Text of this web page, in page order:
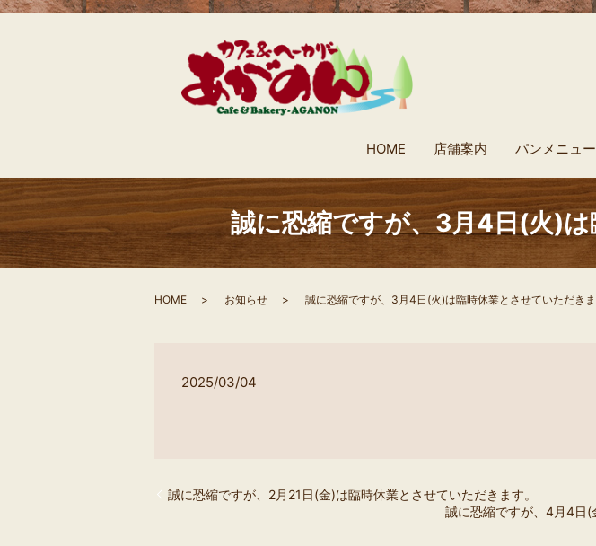
HOME 店舗案内 パンメニュー
誠に恐縮ですが、3月4日(火)
HOME お知らせ 誠に恐縮ですが、3月4日(火)は臨時休業とさせていただきま
2025/03/04
誠に恐縮ですが、2月21日(金)は臨時休業とさせていただきます。
誠に恐縮ですが、4月4日(